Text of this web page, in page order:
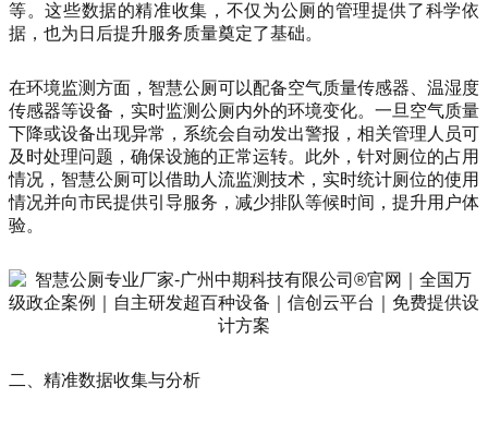
等。这些数据的精准收集，不仅为公厕的管理提供了科学依
据，也为日后提升服务质量奠定了基础。
在环境监测方面，智慧公厕可以配备空气质量传感器、温湿度
传感器等设备，实时监测公厕内外的环境变化。一旦空气质量
下降或设备出现异常，系统会自动发出警报，相关管理人员可
及时处理问题，确保设施的正常运转。此外，针对厕位的占用
情况，智慧公厕可以借助人流监测技术，实时统计厕位的使用
情况并向市民提供引导服务，减少排队等候时间，提升用户体
验。
二、精准数据收集与分析